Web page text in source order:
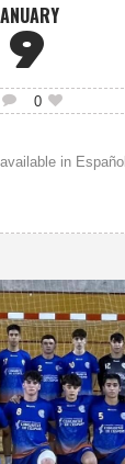
9
0
in Español.